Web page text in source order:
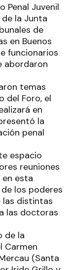
Penal Juvenil
la Junta
de
en Buenos
funcionarios
abordaron
temas
del Foro, el
en
la
penal
espacio
reuniones
esta
los poderes
las distintas
las doctoras
de la
Carmen
(Santa